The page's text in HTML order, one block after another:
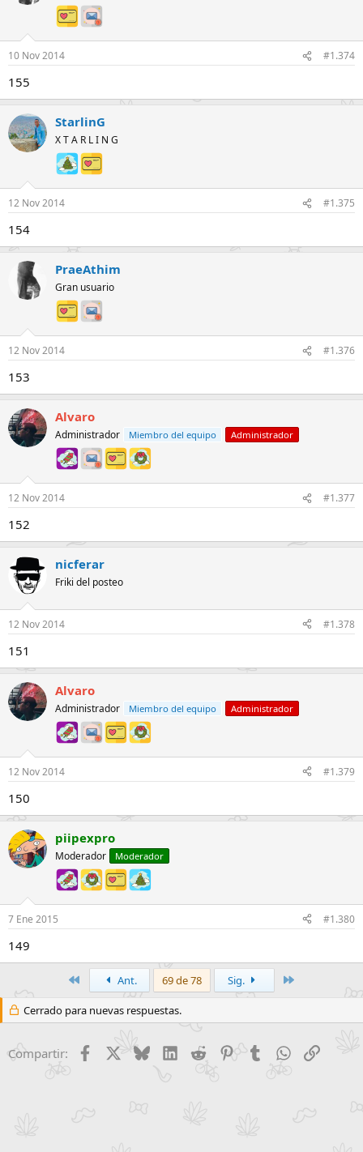
10 Nov 2014 #1.374
155
StarlinG
X T A R L I N G
12 Nov 2014 #1.375
154
PraeAthim
Gran usuario
12 Nov 2014 #1.376
153
Alvaro
Administrador Miembro del equipo Administrador
12 Nov 2014 #1.377
152
nicferar
Friki del posteo
12 Nov 2014 #1.378
151
Alvaro
Administrador Miembro del equipo Administrador
12 Nov 2014 #1.379
150
piipexpro
Moderador Moderador
7 Ene 2015 #1.380
149
PrimeroAnt. 69 de 78 Sig.
Cerrado para nuevas respuestas.
Compartir: Facebook BlueskyLinkedIn
Reddit PinterestTumblr WhatsApp
Enlace